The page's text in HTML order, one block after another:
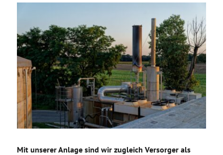
Mit unserer Anlage sind wir zugleich Versorger als